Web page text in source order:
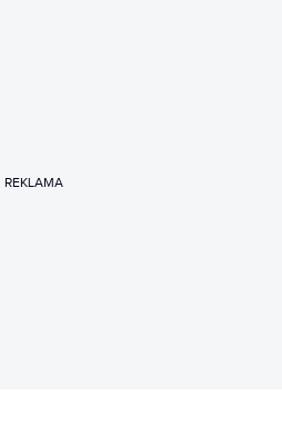
REKLAMA